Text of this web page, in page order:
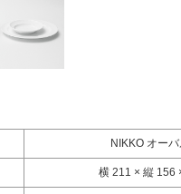
NIKKO オー
横 211 × 縦 156